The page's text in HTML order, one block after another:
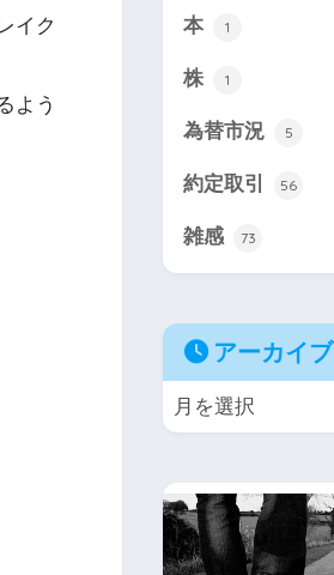
イク
よう
本 1
株 1
為替市況 5
約定取引 56
雑感 73
アーカイブ